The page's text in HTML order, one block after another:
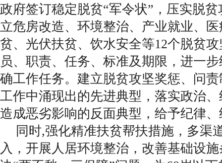
政府签订稳定脱贫“军令状”，压实脱
立危房改造、环境整治、产业就业、
贫、光伏扶贫、饮水安全等12个脱贫
员、职责、任务、标准及期限，进一
确工作任务。建立脱贫攻坚奖惩、问
工作中涌现出的先进典型，落实政治
造成恶劣影响的反面典型，给予纪律
同时,强化精准扶贫帮扶措施，多渠
入，开展人居环境整治，改善基础设